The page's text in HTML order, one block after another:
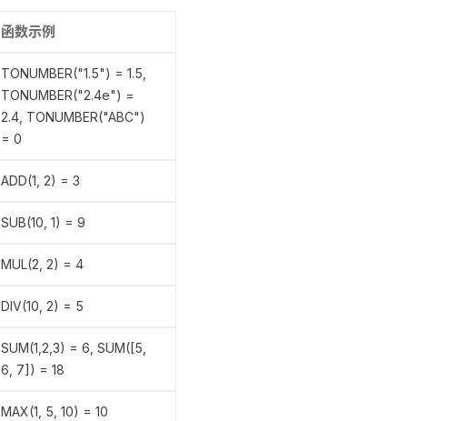
函数示例
TONUMBER("1.5") = 1.5,
TONUMBER("2.4e") =
2.4, TONUMBER("ABC")
= 0
ADD(1, 2) = 3
SUB(10, 1) = 9
MUL(2, 2) = 4
DIV(10, 2) = 5
SUM(1,2,3) = 6, SUM([5,
6, 7]) = 18
MAX(1, 5, 10) = 10